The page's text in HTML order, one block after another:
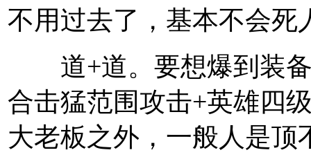
不用过去了，基本不会死
道+道。要想爆到装备
合击猛范围攻击+英雄四
大老板之外，一般人是顶